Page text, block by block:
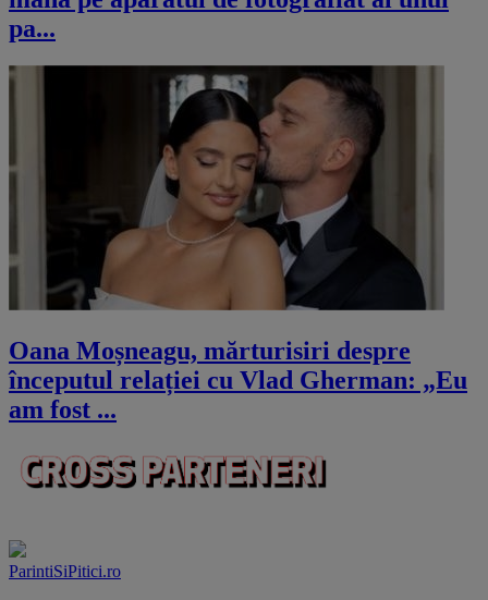
pa...
Oana Moșneagu, mărturisiri despre
începutul relației cu Vlad Gherman: „Eu
am fost ...
ParintiSiPitici.ro